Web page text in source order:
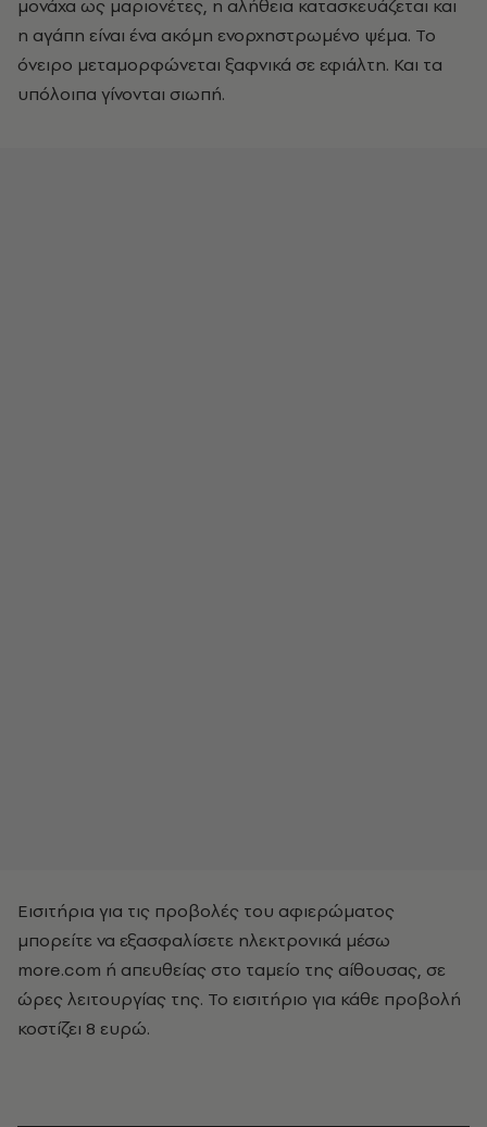
μονάχα ως μαριονέτες, η αλήθεια κατασκευάζεται και
η αγάπη είναι ένα ακόμη ενορχηστρωμένο ψέμα. Το
όνειρο μεταμορφώνεται ξαφνικά σε εφιάλτη. Και τα
υπόλοιπα γίνονται σιωπή.
Εισιτήρια για τις προβολές του αφιερώματος
μπορείτε να εξασφαλίσετε ηλεκτρονικά μέσω
more.com ή απευθείας στο ταμείο της αίθουσας, σε
ώρες λειτουργίας της. Το εισιτήριο για κάθε προβολή
κοστίζει 8 ευρώ.